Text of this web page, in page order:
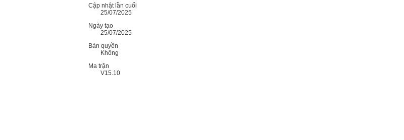
Cập nhật lần cuối
25/07/2025
Ngày tạo
25/07/2025
Bản quyền
Không
Ma trận
V15.10